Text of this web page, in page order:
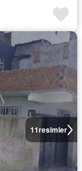
11resimler